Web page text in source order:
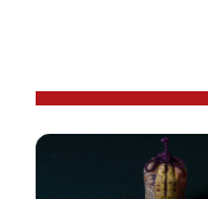
円（税込）